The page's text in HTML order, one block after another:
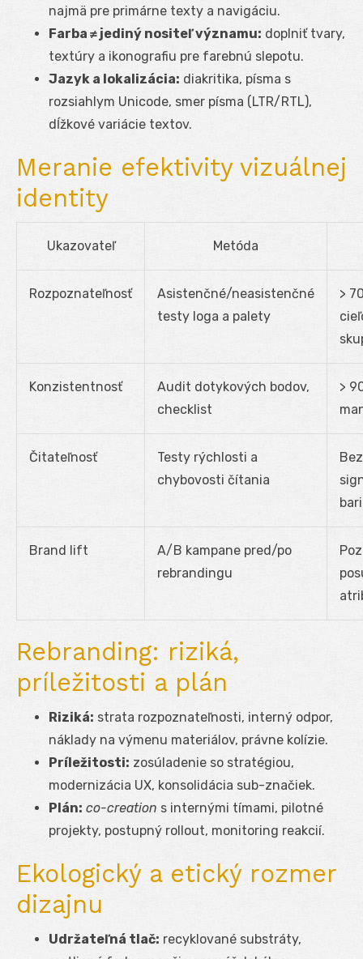
najmä pre primárne texty a navigáciu.
Farba ≠ jediný nositeľ významu: doplniť tvary,
textúry a ikonografiu pre farebnú slepotu.
Jazyk a lokalizácia: diakritika, písma s
rozsiahlym Unicode, smer písma (LTR/RTL),
dĺžkové variácie textov.
Meranie efektivity vizuálnej
identity
Ukazovateľ Metóda
Rozpoznateľnosť
Asistenčné/neasistenčné
testy loga a palety
>
Konzistentnosť
Audit dotykových bodov,
checklist
>
Čitateľnosť
Testy rýchlosti a
chybovosti čítania
Bez
Brand lift
A/B kampane pred/po
rebrandingu
Rebranding: riziká,
príležitosti a plán
Riziká: strata rozpoznateľnosti, interný odpor,
náklady na výmenu materiálov, právne kolízie.
Príležitosti: zosúladenie so stratégiou,
modernizácia UX, konsolidácia sub-značiek.
Plán: co-creation s internými tímami, pilotné
projekty, postupný rollout, monitoring reakcií.
Ekologický a etický rozmer
dizajnu
Udržateľná tlač: recyklované substráty,